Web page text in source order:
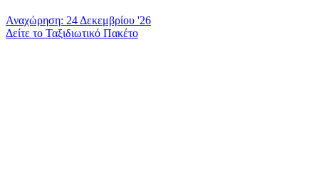
Αναχώρηση: 24 Δεκεμβρίου '26
Δείτε το Ταξιδιωτικό Πακέτο